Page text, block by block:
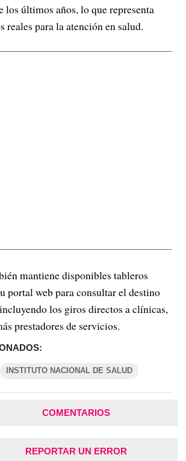
los últimos años, lo que representa
reales para la atención en salud.
mantiene disponibles tableros
portal web para consultar el destino
los giros directos a clínicas,
prestadores de servicios.
INSTITUTO NACIONAL DE SALUD
COMENTARIOS
REPORTAR UN ERROR